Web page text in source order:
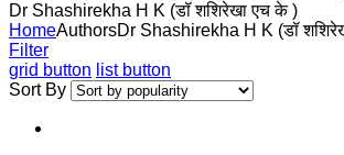
Dr Shashirekha H K (डॉ शशिरेखा एच के )
HomeAuthorsDr Shashirekha H K (डॉ
Filter
grid button list button
Sort By